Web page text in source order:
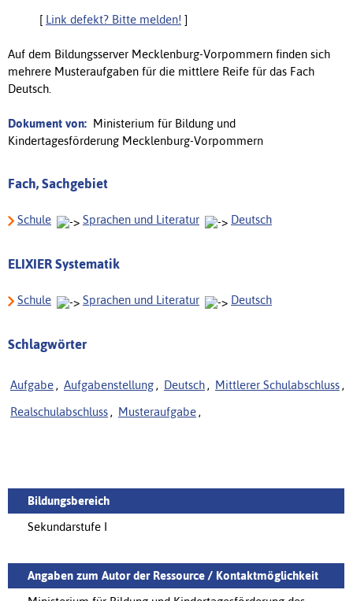
[ Link defekt? Bitte melden! ]
Auf dem Bildungsserver Mecklenburg-Vorpommern finden sich
mehrere Musteraufgaben für die mittlere Reife für das Fach
Deutsch.
Dokument von: Ministerium für Bildung und
Kindertagesförderung Mecklenburg-Vorpommern
Fach, Sachgebiet
Schule Sprachen und Literatur Deutsch
ELIXIER Systematik
Schule Sprachen und Literatur Deutsch
Schlagwörter
Aufgabe , Aufgabenstellung , Deutsch , Mittlerer Schulabschluss ,
Realschulabschluss , Musteraufgabe ,
Bildungsbereich
Sekundarstufe I
Angaben zum Autor der Ressource / Kontaktmöglichkeit